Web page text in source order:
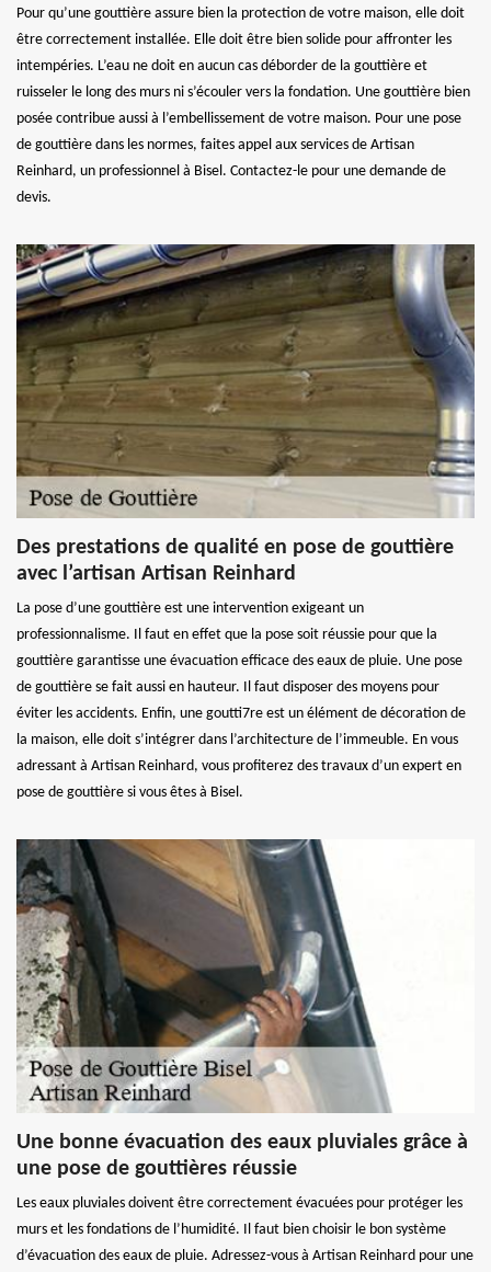
Pour qu’une gouttière assure bien la protection de votre maison, elle doit
être correctement installée. Elle doit être bien solide pour affronter les
intempéries. L’eau ne doit en aucun cas déborder de la gouttière et
ruisseler le long des murs ni s’écouler vers la fondation. Une gouttière bien
posée contribue aussi à l’embellissement de votre maison. Pour une pose
de gouttière dans les normes, faites appel aux services de Artisan
Reinhard, un professionnel à Bisel. Contactez-le pour une demande de
devis.
Des prestations de qualité en pose de gouttière
avec l’artisan Artisan Reinhard
La pose d’une gouttière est une intervention exigeant un
professionnalisme. Il faut en effet que la pose soit réussie pour que la
gouttière garantisse une évacuation efficace des eaux de pluie. Une pose
de gouttière se fait aussi en hauteur. Il faut disposer des moyens pour
éviter les accidents. Enfin, une goutti7re est un élément de décoration de
la maison, elle doit s’intégrer dans l’architecture de l’immeuble. En vous
adressant à Artisan Reinhard, vous profiterez des travaux d’un expert en
pose de gouttière si vous êtes à Bisel.
Une bonne évacuation des eaux pluviales grâce à
une pose de gouttières réussie
Les eaux pluviales doivent être correctement évacuées pour protéger les
murs et les fondations de l’humidité. Il faut bien choisir le bon système
d’évacuation des eaux de pluie. Adressez-vous à Artisan Reinhard pour une